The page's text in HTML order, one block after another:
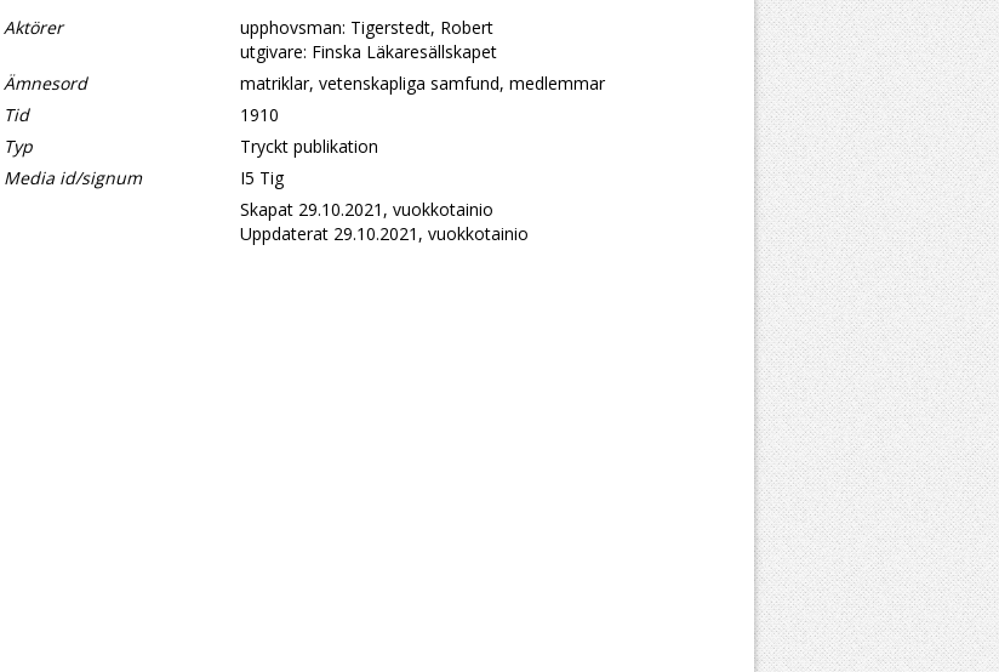
Aktörer
upphovsman: Tigerstedt, Robert
utgivare: Finska Läkaresällskapet
Ämnesord
matriklar, vetenskapliga samfund, medlemmar
Tid
1910
Typ
Tryckt publikation
Media id/signum
I5 Tig
Skapat 29.10.2021, vuokkotainio
Uppdaterat 29.10.2021, vuokkotainio